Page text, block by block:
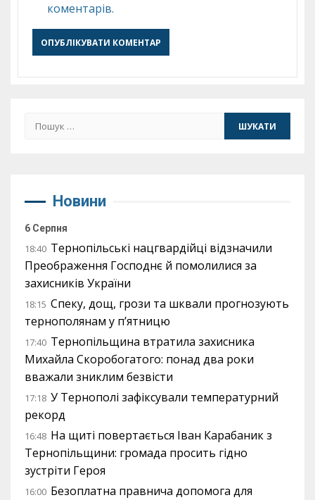
коментарів.
Пошук:
Новини
6 Серпня
18:40 Тернопільські нацгвардійці відзначили
Преображення Господнє й помолилися за
захисників України
18:15 Спеку, дощ, грози та шквали прогнозують
тернополянам у п’ятницю
17:40 Тернопільщина втратила захисника
Михайла Скоробогатого: понад два роки
вважали зниклим безвісти
17:18 У Тернополі зафіксували температурний
рекорд
16:48 На щиті повертається Іван Карабаник з
Тернопільщини: громада просить гідно
зустріти Героя
16:00 Безоплатна правнича допомога для